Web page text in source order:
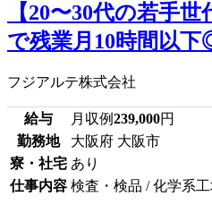
【20〜30代の若手
で残業月10時間以
フジアルテ株式会社
給与 月収例239,000円
勤務地
大阪府 大阪市
寮・社宅 あり
仕事内容 検査・検品 / 化学系